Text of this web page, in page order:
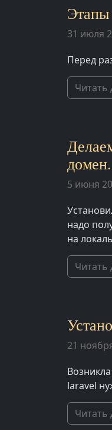
Этапы
31 июля
Перед
Читать
5 июня
надо
на
Читать
21
laravel
Читать